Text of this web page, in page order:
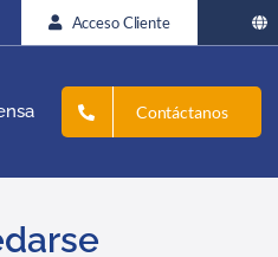
Acceso Cliente
Contáctanos